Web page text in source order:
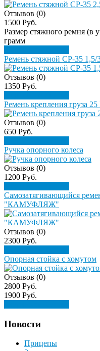
Отзывов (0)
1500 Руб.
Размер стяжного ремня (в
грамм
Ремень стяжной СР-35 1,5/
Отзывов (0)
1350 Руб.
Ремень крепления груза
Отзывов (0)
650 Руб.
Ручка опорного колеса
Отзывов (0)
1200 Руб.
Самозатягивающийся
"КАМУФЛЯЖ"
Отзывов (0)
2300 Руб.
Опорная стойка с хомутом
Отзывов (0)
2800 Руб.
1900 Руб.
Новости
Прицепы